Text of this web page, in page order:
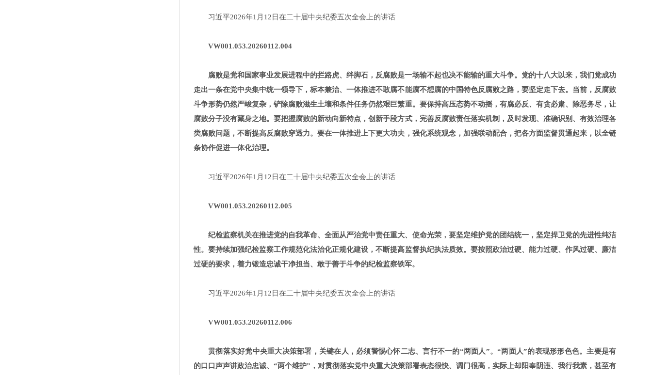
习近平2026年1月12日在二十届中央纪委五次全会上的讲话
VW001.053.20260112.004
腐败是党和国家事业发展进程中的拦路虎、绊脚石，反腐败是一场输不起也决不能输的重大斗争。党的十八大以来，我们党成功
走出一条在党中央集中统一领导下，标本兼治、一体推进不敢腐不能腐不想腐的中国特色反腐败之路，要坚定走下去。当前，反腐败
斗争形势仍然严峻复杂，铲除腐败滋生土壤和条件任务仍然艰巨繁重。要保持高压态势不动摇，有腐必反、有贪必肃、除恶务尽，让
腐败分子没有藏身之地。要把握腐败的新动向新特点，创新手段方式，完善反腐败责任落实机制，及时发现、准确识别、有效治理各
类腐败问题，不断提高反腐败穿透力。要在一体推进上下更大功夫，强化系统观念，加强联动配合，把各方面监督贯通起来，以全链
条协作促进一体化治理。
习近平2026年1月12日在二十届中央纪委五次全会上的讲话
VW001.053.20260112.005
纪检监察机关在推进党的自我革命、全面从严治党中责任重大、使命光荣，要坚定维护党的团结统一，坚定捍卫党的先进性纯洁
性。要持续加强纪检监察工作规范化法治化正规化建设，不断提高监督执纪执法质效。要按照政治过硬、能力过硬、作风过硬、廉洁
过硬的要求，着力锻造忠诚干净担当、敢于善于斗争的纪检监察铁军。
习近平2026年1月12日在二十届中央纪委五次全会上的讲话
VW001.053.20260112.006
贯彻落实好党中央重大决策部署，关键在人，必须警惕心怀二志、言行不一的“两面人”。“两面人”的表现形形色色。主要是有
的口口声声讲政治忠诚、“两个维护”，对贯彻落实党中央重大决策部署表态很快、调门很高，实际上却阳奉阴违、我行我素，甚至有